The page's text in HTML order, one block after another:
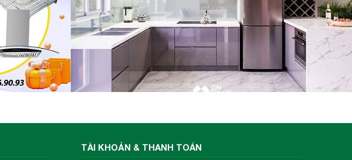
các màng lọc.
Máy
khí, lưới lọc, quạt hút,
cơ moter) và chuyển
TÀI KHOẢN & THANH TOÁN